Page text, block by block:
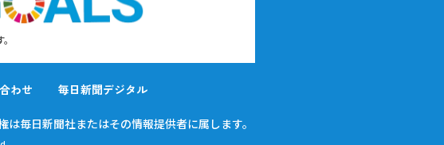
わせ 毎日新聞デジタル
は毎日新聞社またはその情報提供者に属します。